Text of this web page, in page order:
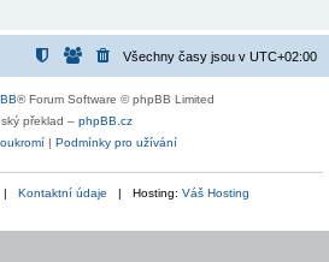
Všechny časy jsou v UTC+02:00
® Forum Software © phpBB Limited
překlad – phpBB.cz
| Podmínky pro užívání
| Kontaktní údaje | Hosting: Váš Hosting